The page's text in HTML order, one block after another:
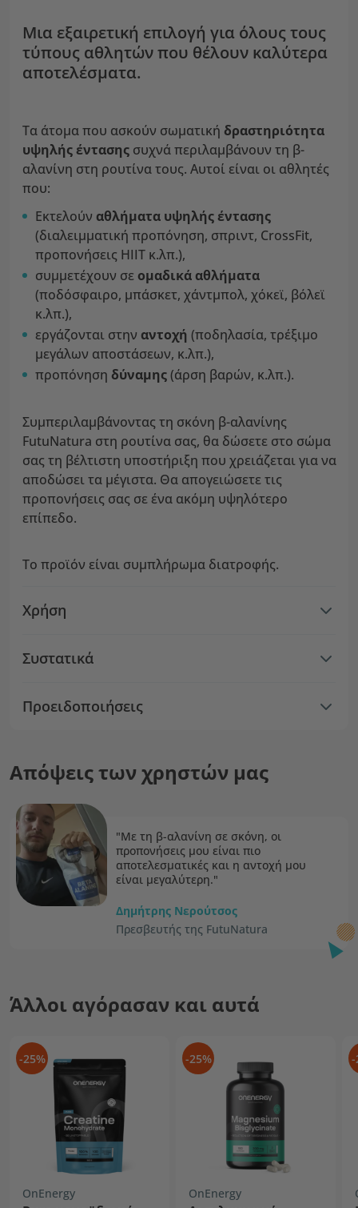
Μια εξαιρετική επιλογή για όλους τους
τύπους αθλητών που θέλουν καλύτερα
αποτελέσματα.
Τα άτομα που ασκούν σωματική δραστηριότητα
υψηλής έντασης συχνά περιλαμβάνουν τη β-
αλανίνη στη ρουτίνα τους. Αυτοί είναι οι αθλητές
που:
Εκτελούν αθλήματα υψηλής έντασης
(διαλειμματική προπόνηση, σπριντ, CrossFit,
προπονήσεις HIIT κ.λπ.),
συμμετέχουν σε ομαδικά αθλήματα
(ποδόσφαιρο, μπάσκετ, χάντμπολ, χόκεϊ, βόλεϊ
κ.λπ.),
εργάζονται στην αντοχή (ποδηλασία, τρέξιμο
μεγάλων αποστάσεων, κ.λπ.),
προπόνηση δύναμης(άρση βαρών, κ.λπ.).
Συμπεριλαμβάνοντας τη σκόνη β-αλανίνης
FutuNatura στη ρουτίνα σας, θα δώσετε στο σώμα
σας τη βέλτιστη υποστήριξη που χρειάζεται για να
αποδώσει τα μέγιστα. Θα απογειώσετε τις
προπονήσεις σας σε ένα ακόμη υψηλότερο
επίπεδο.
Το προϊόν είναι συμπλήρωμα διατροφής.
Χρήση
Συστατικά
Προειδοποιήσεις
Απόψεις των χρηστών μας
"Με τη β-αλανίνη σε σκόνη, οι
προπονήσεις μου είναι πιο
αποτελεσματικές και η αντοχή μου
είναι μεγαλύτερη."
Δημήτρης Νερούτσος
Πρεσβευτής της FutuNatura
Άλλοι αγόρασαν και αυτά
-25%
OnEnergy
-25%
OnEnergy
-